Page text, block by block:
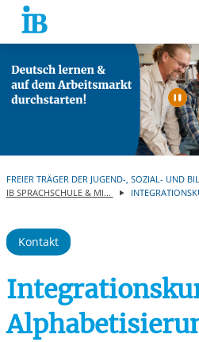
Springe zum Inhalt
FREIER TRÄGER DER JUGEND-, SOZIAL- UND
IB SPRACHSCHULE & MI...
Kontakt